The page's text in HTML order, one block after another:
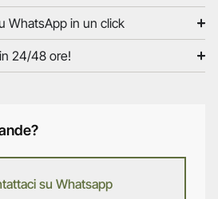
WhatsApp in un click
24/48 ore!
su Whatsapp